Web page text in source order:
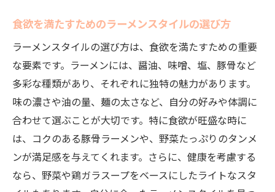
食欲を満たすためのラーメンスタイルの選び方
ラーメンスタイルの選び方は、食欲を満たすための重要
な要素です。ラーメンには、醤油、味噌、塩、豚骨など
多彩な種類があり、それぞれに独特の魅力があります。
味の濃さや油の量、麺の太さなど、自分の好みや体調に
合わせて選ぶことが大切です。特に食欲が旺盛な時に
は、コクのある豚骨ラーメンや、野菜たっぷりのタンメ
ンが満足感を与えてくれます。さらに、健康を考慮する
なら、野菜や鶏ガラスープをベースにしたライトなスタ